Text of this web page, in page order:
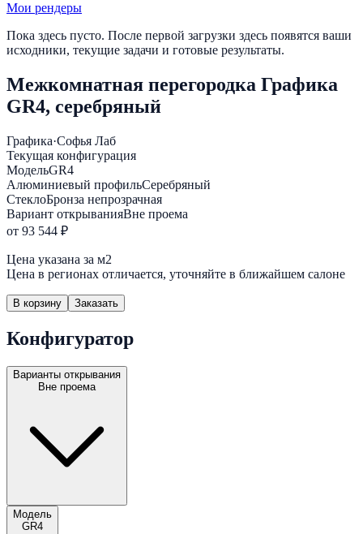
Мои рендеры
Пока здесь пусто. После первой загрузки здесь появятся ваши
исходники, текущие задачи и готовые результаты.
Межкомнатная перегородка Графика
GR4, серебряный
Графика·Софья Лаб
Текущая конфигурация
МодельGR4
Алюминиевый профильСеребряный
СтеклоБронза непрозрачная
Вариант открыванияВне проема
от 93 544 ₽
Цена указана за м2
Цена в регионах отличается, уточняйте в ближайшем салоне
В корзину Заказать
Конфигуратор
Варианты открывания
Вне проема
Модель
GR4